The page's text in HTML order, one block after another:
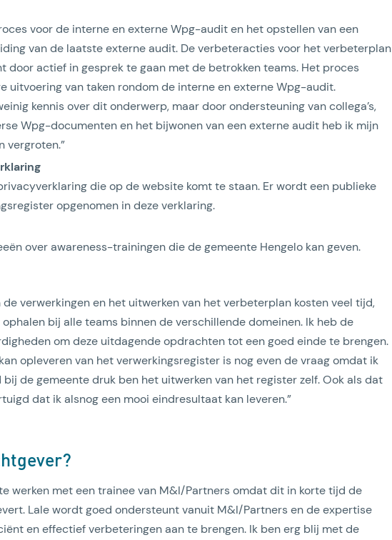
voor de interne en externe Wpg-audit en het opstellen van een
van de laatste externe audit. De verbeteracties voor het verbeterplan
door actief in gesprek te gaan met de betrokken teams. Het proces
uitvoering van taken rondom de interne en externe Wpg-audit.
kennis over dit onderwerp, maar door ondersteuning van collega’s,
Wpg-documenten en het bijwonen van een externe audit heb ik mijn
vergroten.”
die op de website komt te staan. Er wordt een publieke
opgenomen in deze verklaring.
over awareness-trainingen die de gemeente Hengelo kan geven.
de verwerkingen en het uitwerken van het verbeterplan kosten veel tijd,
bij alle teams binnen de verschillende domeinen. Ik heb de
om deze uitdagende opdrachten tot een goed einde te brengen.
opleveren van het verwerkingsregister is nog even de vraag omdat ik
de gemeente druk ben het uitwerken van het register zelf. Ook als dat
dat ik alsnog een mooi eindresultaat kan leveren.”
werken met een trainee van M&I/Partners omdat dit in korte tijd de
Lale wordt goed ondersteunt vanuit M&I/Partners en de expertise
en effectief verbeteringen aan te brengen. Ik ben erg blij met de